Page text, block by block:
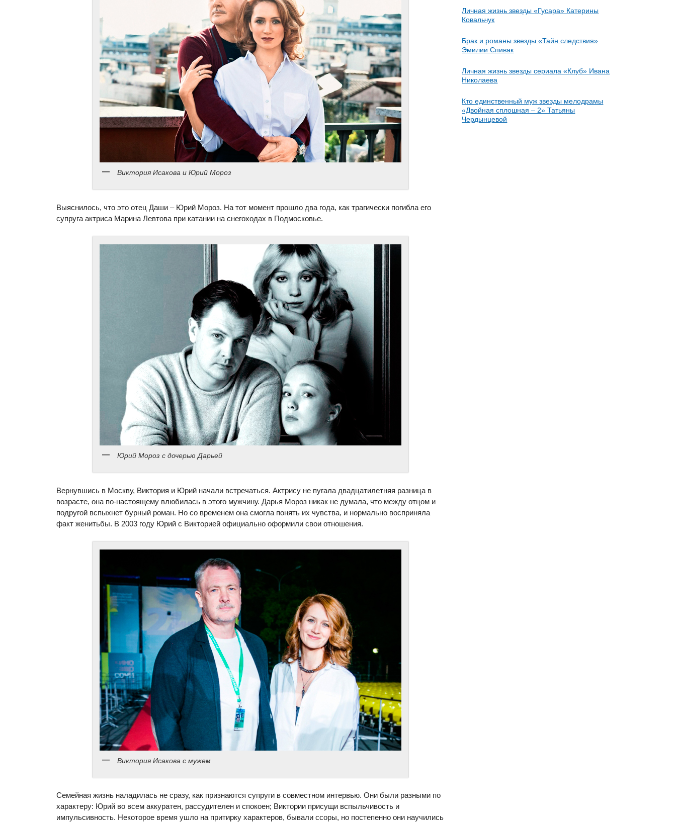
Виктория Исакова и Юрий Мороз
Выяснилось, что это отец Даши – Юрий Мороз. На тот момент прошло два года, как трагически погибла его
супруга актриса Марина Левтова при катании на снегоходах в Подмосковье.
Юрий Мороз с дочерью Дарьей
Вернувшись в Москву, Виктория и Юрий начали встречаться. Актрису не пугала двадцатилетняя разница в
возрасте, она по-настоящему влюбилась в этого мужчину. Дарья Мороз никак не думала, что между отцом и
подругой вспыхнет бурный роман. Но со временем она смогла понять их чувства, и нормально восприняла
факт женитьбы. В 2003 году Юрий с Викторией официально оформили свои отношения.
Виктория Исакова с мужем
Семейная жизнь наладилась не сразу, как признаются супруги в совместном интервью. Они были разными по
характеру: Юрий во всем аккуратен, рассудителен и спокоен; Виктории присущи вспыльчивость и
импульсивность. Некоторое время ушло на притирку характеров, бывали ссоры, но постепенно они научились
Личная жизнь звезды «Гусара» Катерины
Ковальчук
Брак и романы звезды «Тайн следствия»
Эмилии Спивак
Личная жизнь звезды сериала «Клуб» Ивана
Николаева
Кто единственный муж звезды мелодрамы
«Двойная сплошная – 2» Татьяны
Чердынцевой